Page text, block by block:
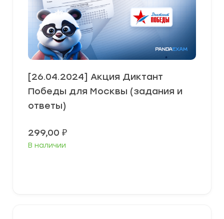
[26.04.2024] Акция Диктант
Победы для Москвы (задания и
ответы)
299,00 ₽
В наличии